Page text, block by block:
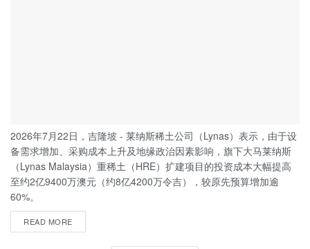
2026年7月22日，吉隆坡 - 莱纳斯稀土公司（Lynas）表示，由于设
备需求增加、采购成本上升及地缘政治因素影响，旗下大马莱纳斯
（Lynas Malaysia）重稀土（HRE）扩建项目的投资成本大幅提高
至约2亿9400万澳元（约8亿4200万令吉），较原先预算增加逾
60%。
READ MORE